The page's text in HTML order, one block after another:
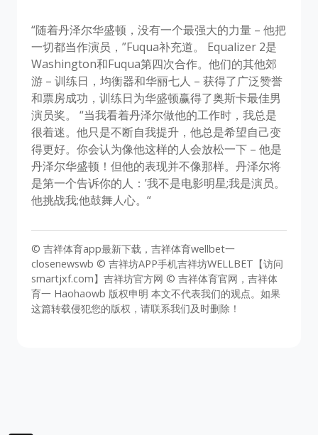
“随着丹泽尔华盛顿，没有一个最强大的力量 – 他把
一切都当作演员，”Fuqua补充道。 Equalizer 2是
Washington和Fuqua第四次合作。他们的其他郊
游 – 训练日，均衡器和华丽七人 – 获得了广泛赞誉
和票房成功，训练日为华盛顿赢得了奥斯卡最佳男
演员奖。 “当我看着丹泽尔做他的工作时，我总是
很着迷。他只是不断自我提升，他总是希望自己变
得更好。你会认为像他这样的人会放松一下 – 他是
丹泽尔华盛顿！但他的表现并不像那样。丹泽尔将
是第一个告诉你的人：’我不是电影明星;我是演员。
他挑战我;他鼓舞人心。“
© 吉祥体育app最新下载，吉祥体育wellbet一
closenewswb © 吉祥坊APP手机吉祥坊WELLBET【访问
smartjxf.com】吉祥坊官方网 © 吉祥体育官网，吉祥体
育一 Haohaowb 版权申明 本文不代表我们的观点。如果
这篇转载侵犯您的版权，请联系我们及时删除！